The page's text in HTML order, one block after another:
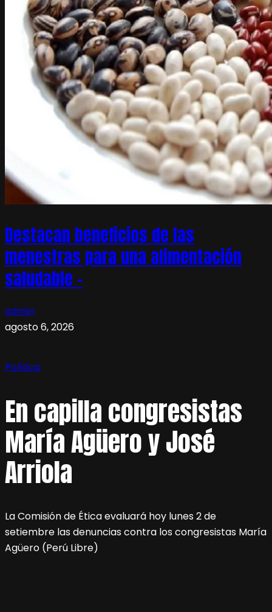
Destacan beneficios de las
menestras para una alimentación
saludable –
admin
agosto 6, 2026
Política
En capilla congresistas
María Agüero y José
Arriola
La Comisión de Ética evaluará hoy lunes 2 de
setiembre las denuncias contra los congresistas María
Agüero (Perú Libre)